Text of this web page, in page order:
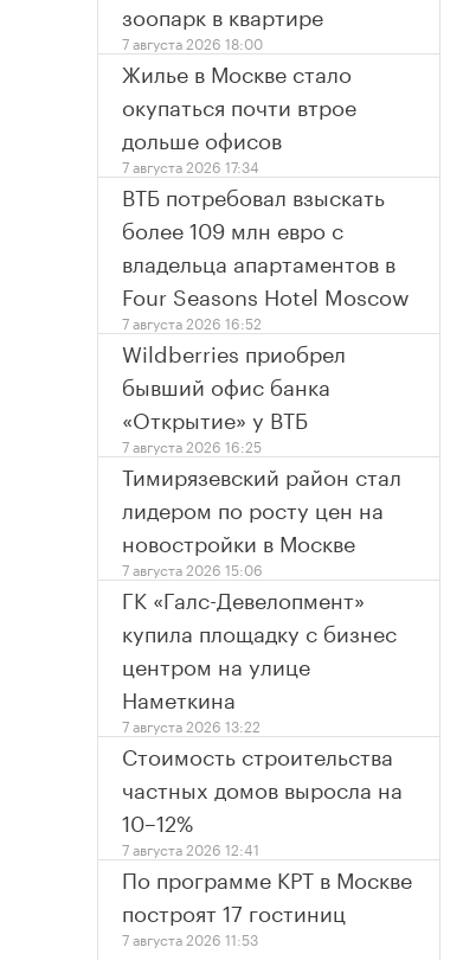
зоопарк в квартире
7 августа 2026 18:00
Жилье в Москве стало
окупаться почти втрое
дольше офисов
7 августа 2026 17:34
ВТБ потребовал взыскать
более 109 млн евро с
владельца апартаментов в
Four Seasons Hotel Moscow
7 августа 2026 16:52
Wildberries приобрел
бывший офис банка
«Открытие» у ВТБ
7 августа 2026 16:25
Тимирязевский район стал
лидером по росту цен на
новостройки в Москве
7 августа 2026 15:06
ГК «Галс-Девелопмент»
купила площадку с бизнес
центром на улице
Наметкина
7 августа 2026 13:22
Стоимость строительства
частных домов выросла на
10–12%
7 августа 2026 12:41
По программе КРТ в Москве
построят 17 гостиниц
7 августа 2026 11:53